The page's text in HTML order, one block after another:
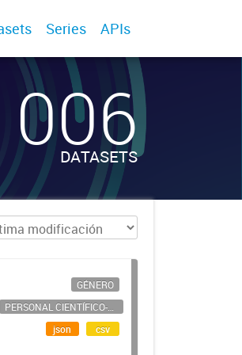
Series APIs
006
DATASETS
GÉNERO
PERSONAL CIENTÍFICO-TECNOLÓGICO
json
csv